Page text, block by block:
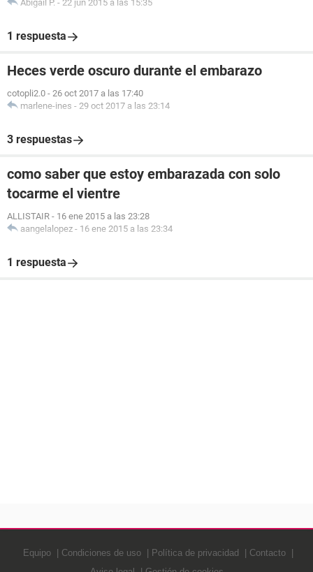
Abigail P. - 22 jun 2015 a las 15:35
1 respuesta
Heces verde oscuro durante el embarazo
cotopli2.0 - 26 oct 2017 a las 17:40
marlene-ines - 29 oct 2017 a las 23:14
3 respuestas
como saber que estoy embarazada con solo
tocarme el vientre
ALLISTAIR - 16 ene 2015 a las 23:28
aangelalopez - 16 ene 2015 a las 23:34
1 respuesta
Equipo Condiciones de uso Política de privacidad
Contacto